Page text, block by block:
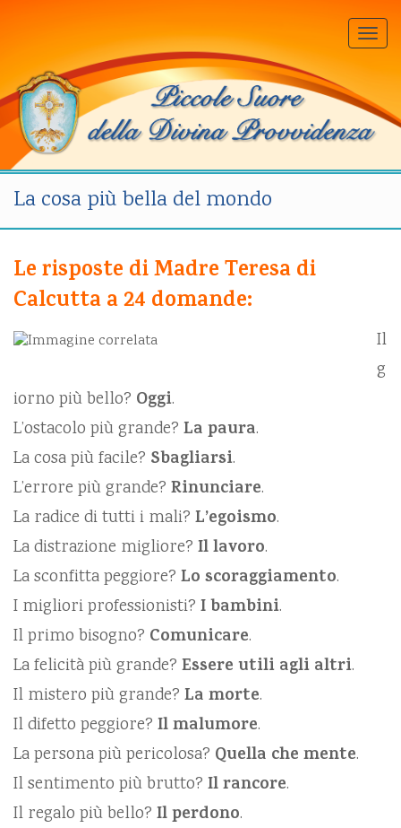
La cosa più bella del mondo
Le risposte diMadre Teresa di
Calcutta a 24 domande:
Il
g
iorno più bello? Oggi.
L’ostacolo più grande? La paura.
La cosa più facile? Sbagliarsi.
L’errore più grande? Rinunciare.
La radice di tutti i mali? L’egoismo.
La distrazione migliore? Il lavoro.
La sconfitta peggiore? Lo scoraggiamento.
I migliori professionisti? I bambini.
Il primo bisogno? Comunicare.
La felicità più grande? Essere utili agli altri.
Il mistero più grande? La morte.
Il difetto peggiore? Il malumore.
La persona più pericolosa? Quella che mente.
Il sentimento più brutto? Il rancore.
Il regalo più bello? Il perdono.